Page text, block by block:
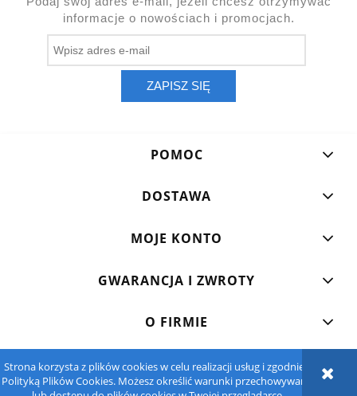
Strona korzysta z plików cookies w celu realizacji usług i zgodnie z
Polityką Plików Cookies. Możesz określić warunki przechowywania
informacje o nowościach i promocjach.
ZAPISZ SIĘ
POMOC
DOSTAWA
MOJE KONTO
GWARANCJA I ZWROTY
O FIRMIE
POKAŻ PEŁNĄ WERSJĘ STRONY